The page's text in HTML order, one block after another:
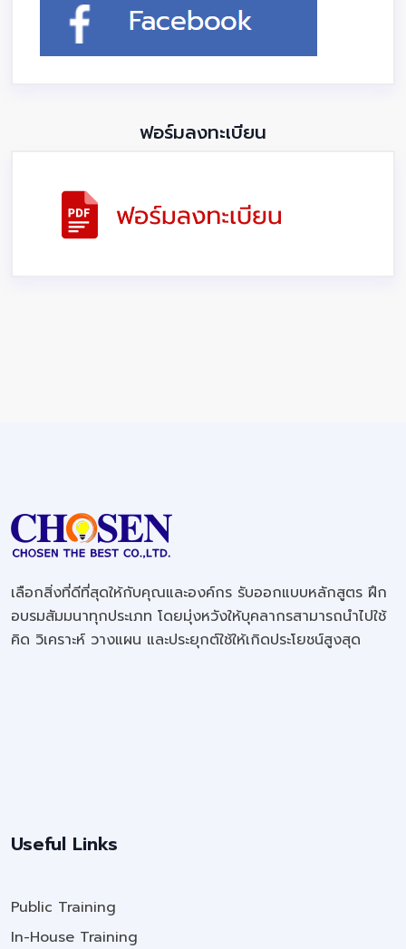
ฟอร์มลงทะเบียน
เลือกสิ่งที่ดีที่สุดให้กับคุณและองค์กร รับออกแบบหลักสูตร ฝึก
อบรมสัมมนาทุกประเภท โดยมุ่งหวังให้บุคลากรสามารถนำไปใช้
คิด วิเคราะห์ วางแผน และประยุกต์ใช้ให้เกิดประโยชน์สูงสุด
Useful Links
Public Training
In-House Training